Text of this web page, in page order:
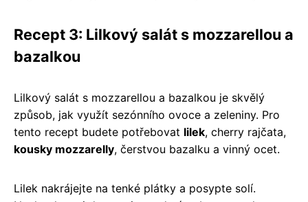
Recept 3: Lilkový salát s mozzarellou a
bazalkou
Lilkový salát s mozzarellou a bazalkou je skvělý
způsob, jak využít sezónního ovoce a zeleniny. Pro
tento recept budete potřebovat lilek, cherry rajčata,
kousky mozzarelly, čerstvou bazalku a vinný ocet.
Lilek nakrájejte na tenké plátky a posypte solí.